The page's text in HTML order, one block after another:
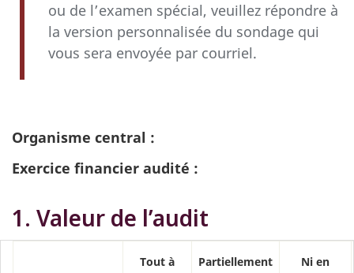
ou de l’examen spécial, veuillez répondre à
la version personnalisée du sondage qui
vous sera envoyée par courriel.
Organisme central :
Exercice financier audité :
1. Valeur de l’audit
Tout à
Partiellement
Ni en